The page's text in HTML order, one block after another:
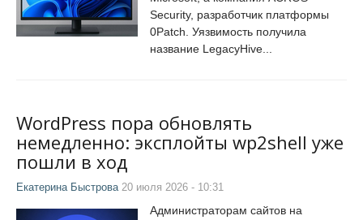
Security, разработчик платформы
0Patch. Уязвимость получила
название LegacyHive...
WordPress пора обновлять
немедленно: эксплойты wp2shell уже
пошли в ход
Екатерина Быстрова20 июля 2026 - 10:31
Администраторам сайтов на